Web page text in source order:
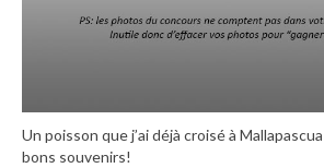
Un poisson que j’ai déjà croisé à
bons souvenirs!